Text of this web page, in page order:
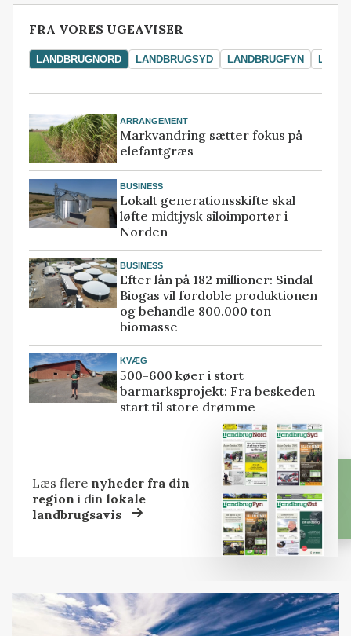
FRA VORES UGEAVISER
LANDBRUGNORD LANDBRUGSYD LANDBRUGFYN
ARRANGEMENT
Markvandring sætter fokus på
elefantgræs
BUSINESS
Lokalt generationsskifte skal
løfte midtjysk siloimportør i
Norden
BUSINESS
Efter lån på 182 millioner: Sindal
Biogas vil fordoble produktionen
og behandle 800.000 ton
biomasse
KVÆG
500-600 køer i stort
barmarksprojekt: Fra beskeden
start til store drømme
Læs flere nyheder fra din
region i dinlokale
landbrugsavis